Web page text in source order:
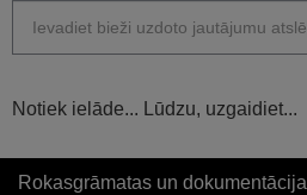
Notiek ielāde... Lūdzu, uzgaidiet...
Rokasgrāmatas un dokumentācija